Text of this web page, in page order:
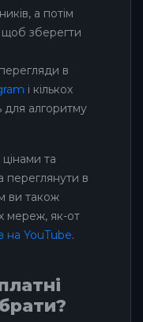
а потім
щоб зберегти
в
і кількох
для алгоритму
та
в
ви також
мереж, як-от
на YouTube.